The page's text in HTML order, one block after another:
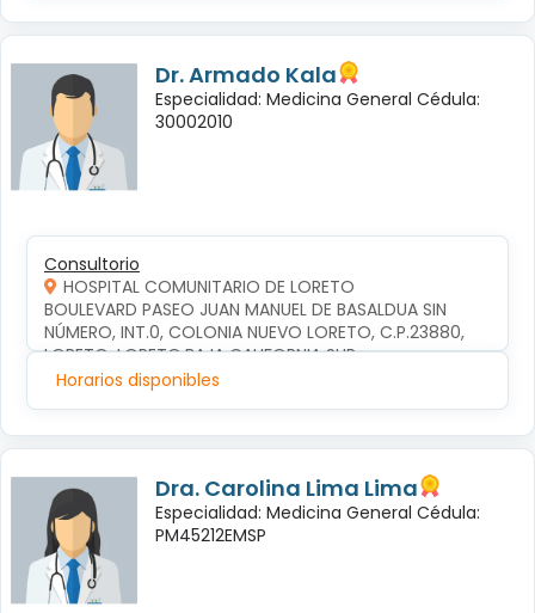
Dr. Armado Kala
Especialidad: Medicina General Cédula:
30002010
Consultorio
HOSPITAL COMUNITARIO DE LORETO
BOULEVARD PASEO JUAN MANUEL DE BASALDUA SIN
NÚMERO, INT.0, COLONIA NUEVO LORETO, C.P.23880,
LORETO, LORETO,BAJA CALIFORNIA SUR
Horarios disponibles
Dra. Carolina Lima Lima
Especialidad: Medicina General Cédula:
PM45212EMSP